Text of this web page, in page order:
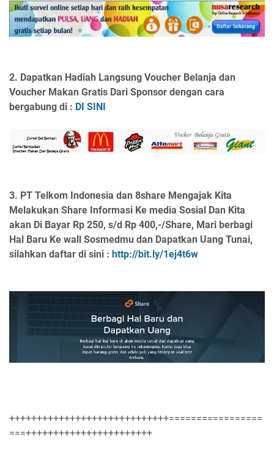
2. Dapatkan Hadiah Langsung Voucher Belanja dan
Voucher Makan Gratis Dari Sponsor dengan cara
bergabung di : DI SINI
3. PT Telkom Indonesia dan 8share Mengajak Kita
Melakukan Share Informasi Ke media Sosial Dan Kita
akan Di Bayar Rp 250, s/d Rp 400,-/Share, Mari berbagi
Hal Baru Ke wall Sosmedmu dan Dapatkan Uang Tunai,
silahkan daftar di sini : http://bit.ly/1ej4t6w
+++++++++++++++++++++++++++++=================
===+++++++++++++++++++++++